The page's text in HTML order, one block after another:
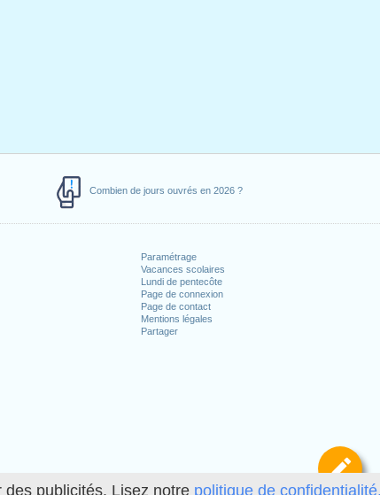
publicités. Lisez notre politique de
Combien de jours ouvrés en 2026 ?
Paramétrage
Vacances scolaires
Lundi de pentecôte
Page de connexion
Page de contact
Mentions légales
Partager